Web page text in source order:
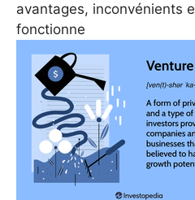
avantages, inconvénients
fonctionne